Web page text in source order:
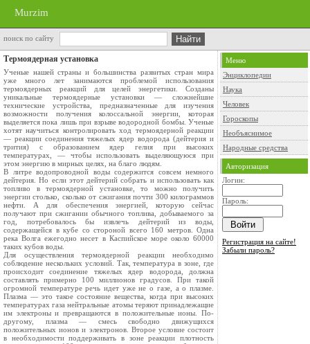
Murzim
поиск по сайту
Термоядерная установка
Ученые нашей страны и большинства развитых стран мира
уже много лет занимаются проблемой использования
термоядерных реакций для целей энергетики. Созданы
уникальные термоядерные установки — сложнейшие
технические устройства, предназначенные для изучения
возможности получения колоссальной энергии, которая
выделяется пока лишь при взрыве водородной бомбы. Ученые
хотят научиться контролировать ход термоядерной реакции
— реакции соединения тяжелых ядер водорода (дейтерия и
трития) с образованием ядер гелия при высоких
температурах, — чтобы использовать выделяющуюся при
этом энергию в мирных целях, на благо людям.
В литре водопроводной воды содержится совсем немного
дейтерия. Но если этот дейтерий собрать и использовать как
топливо в термоядерной установке, то можно получить
энергии столько, сколько от сжигания почти 300 килограммов
нефти. А для обеспечения энергией, которую сейчас
получают при сжигании обычного топлива, добываемого за
год, потребовалось бы извлечь дейтерий из воды,
содержащейся в кубе со стороной всего 160 метров. Одна
река Волга ежегодно несет в Каспийское море около 60000
таких кубов воды.
Для осуществления термоядерной реакции необходимо
соблюдение нескольких условий. Так, температура в зоне, где
происходит соединение тяжелых ядер водорода, должна
составлять примерно 100 миллионов градусов. При такой
огромной температуре речь идет уже не о газе, а о плазме.
Плазма — это такое состояние вещества, когда при высоких
температурах газа нейтральные атомы теряют принадлежащие
им электроны и превращаются в положительные ионы. По-
другому, плазма — смесь свободно движущихся
положительных ионов и электронов. Второе условие состоит
в необходимости поддерживать в зоне реакции плотность
Меню
Энциклопедии
Наука
Человек
Гороскопы
Необъяснимое
Народные средства
Авторизация
Логин:
Пароль:
Регистрация на сайте!
Забыли пароль?